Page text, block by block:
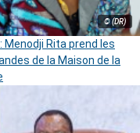
© (DR)
Menodji Rita prend les
de la Maison de la